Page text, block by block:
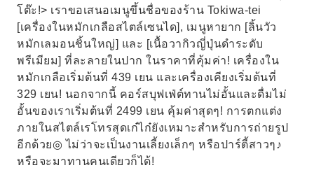
โต๊ะ!> เราขอเสนอเมนูขึ้นชื่อของร้าน Tokiwa-tei
[เครื่องในหมักเกลือสไตล์เซนได], เมนูหายาก [ลิ้นวัว
หมักเลมอนชิ้นใหญ่] และ [เนื้อวากิวญี่ปุ่นดำระดับ
พรีเมียม] ที่ละลายในปาก ในราคาที่คุ้มค่า! เครื่องใน
หมักเกลือเริ่มต้นที่ 439 เยน และเครื่องเคียงเริ่มต้นที่
329 เยน! นอกจากนี้ คอร์สบุฟเฟ่ต์ทานไม่อั้นและดื่มไม่
อั้นของเราเริ่มต้นที่ 2499 เยน คุ้มค่าสุดๆ! การตกแต่ง
ภายในสไตล์เรโทรสุดเก๋ไก๋ยังเหมาะสำหรับการถ่ายรูป
อีกด้วย◎ ไม่ว่าจะเป็นงานเลี้ยงเล็กๆ หรือปาร์ตี้สาวๆ♪
หรือจะมาทานคนเดียวก็ได้!